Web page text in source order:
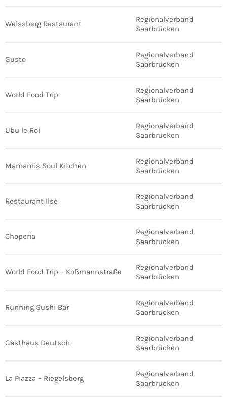
Weissberg Restaurant
Regionalverband
Saarbrücken
Gusto
Regionalverband
Saarbrücken
World Food Trip
Regionalverband
Saarbrücken
Ubu le Roi
Regionalverband
Saarbrücken
Mamamis Soul Kitchen
Regionalverband
Saarbrücken
Restaurant Ilse
Regionalverband
Saarbrücken
Choperia
Regionalverband
Saarbrücken
World Food Trip – Koßmannstraße
Regionalverband
Saarbrücken
Running Sushi Bar
Regionalverband
Saarbrücken
Gasthaus Deutsch
Regionalverband
Saarbrücken
La Piazza – Riegelsberg
Regionalverband
Saarbrücken